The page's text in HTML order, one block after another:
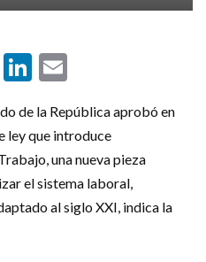
Telegram
LinkedIn
de la República aprobó en
ley que introduce
una nueva pieza
el sistema laboral,
al siglo XXI, indica la